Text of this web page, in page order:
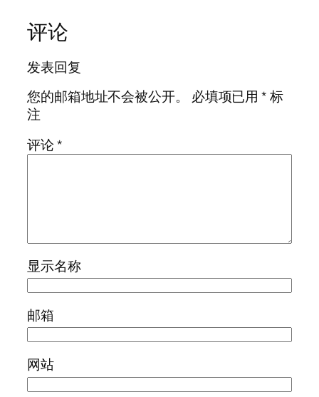
评论
发表回复
您的邮箱地址不会被公开。
必填项已用*标
注
评论*
显示名称
邮箱
网站